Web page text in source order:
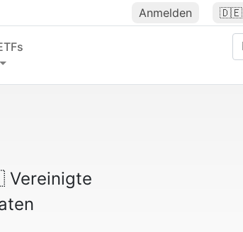
Anmelden 🇩🇪
Vereinigte